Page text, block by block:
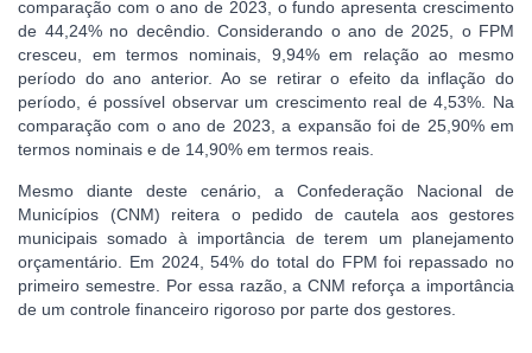
comparação com o ano de 2023, o fundo apresenta crescimento
de 44,24% no decêndio. Considerando o ano de 2025, o FPM
cresceu, em termos nominais, 9,94% em relação ao mesmo
período do ano anterior. Ao se retirar o efeito da inflação do
período, é possível observar um crescimento real de 4,53%. Na
comparação com o ano de 2023, a expansão foi de 25,90% em
termos nominais e de 14,90% em termos reais.
Mesmo diante deste cenário, a Confederação Nacional de
Municípios (CNM) reitera o pedido de cautela aos gestores
municipais somado à importância de terem um planejamento
orçamentário. Em 2024, 54% do total do FPM foi repassado no
primeiro semestre. Por essa razão, a CNM reforça a importância
de um controle financeiro rigoroso por parte dos gestores.